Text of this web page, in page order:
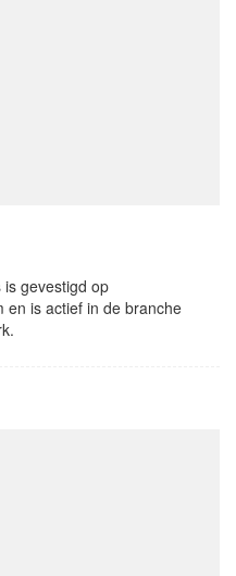
gevestigd op
en is actief in de branche